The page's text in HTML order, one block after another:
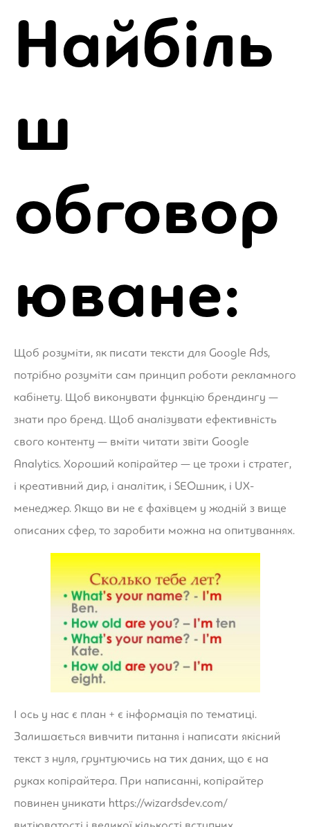
Найбіль
ш
обговор
юване:
Щоб розуміти, як писати тексти для Google Ads,
потрібно розуміти сам принцип роботи рекламного
кабінету. Щоб виконувати функцію брендингу —
знати про бренд. Щоб аналізувати ефективність
свого контенту — вміти читати звіти Google
Analytics. Хороший копірайтер — це трохи і стратег,
і креативний дир, і аналітик, і SEOшник, і UX-
менеджер. Якщо ви не є фахівцем у жодній з вище
описаних сфер, то заробити можна на опитуваннях.
І ось у нас є план + є інформація по тематиці.
Залишається вивчити питання і написати якісний
текст з нуля, грунтуючись на тих даних, що є на
руках копірайтера. При написанні, копірайтер
повинен уникати https://wizardsdev.com/